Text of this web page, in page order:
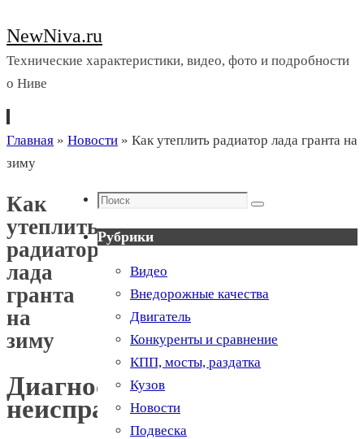
NewNiva.ru
Технические характеристики, видео, фото и подробности
о Ниве
Перейти
к
Главная » Новости » Как утеплить радиатор лада гранта на
зиму
Как
утеплить
радиатор
лада
гранта
на
зиму
Диагностирование
неисправности
Поиск
Поиск
Рубрики
Видео
Внедорожные качества
Двигатель
Конкуренты и сравнение
КПП, мосты, раздатка
Кузов
Новости
Подвеска